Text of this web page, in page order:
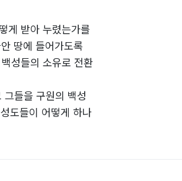
게 받아 누렸는가를
땅에 들어가도록
성들의 소유로 전환
들을 구원의 백성
도들이 어떻게 하나